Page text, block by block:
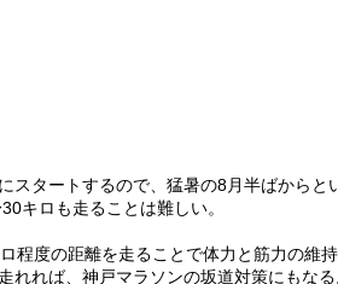
スタートするので、猛暑の8月半ばからと
キロも走ることは難しい。
程度の距離を走ることで体力と筋力の維
れれば、神戸マラソンの坂道対策にもな